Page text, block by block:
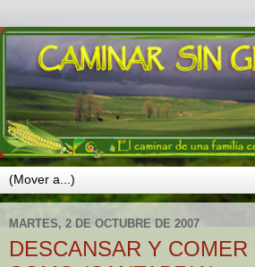
MARTES, 2 DE OCTUBRE DE 2007
DESCANSAR Y